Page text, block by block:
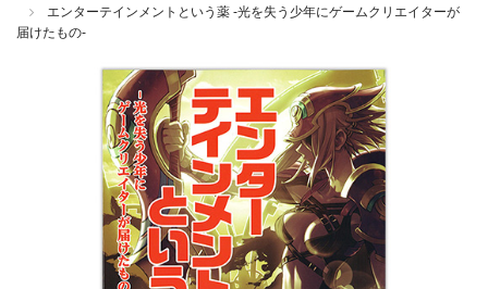
エンターテインメントという薬 -光を失う少年にゲームクリエイターが
届けたもの-